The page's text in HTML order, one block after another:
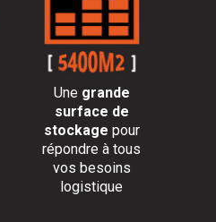
Une grande
surface de
stockage pour
répondre à tous
vos besoins
logistique